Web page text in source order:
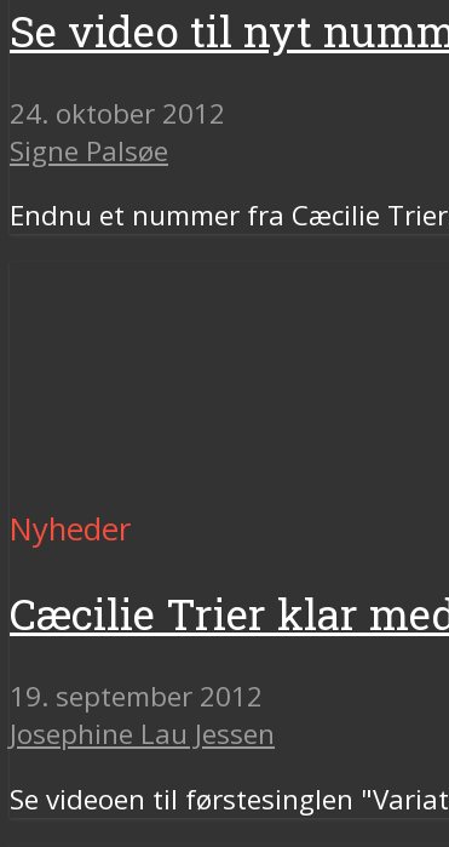
Se video til nyt
24. oktober 2012
Signe Palsøe
Endnu et nummer fra Cæcilie
Nyheder
Cæcilie Trier klar
19. september 2012
Josephine Lau Jessen
Se videoen til førstesinglen